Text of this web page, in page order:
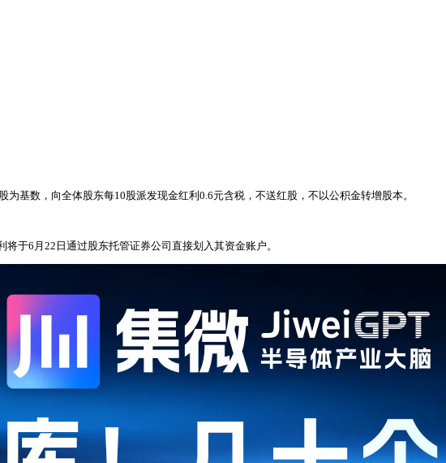
基数，向全体股东每10股派发现金红利0.6元含税，不送红股，不以公积金转增股本。
于6月22日通过股东托管证券公司直接划入其资金账户。